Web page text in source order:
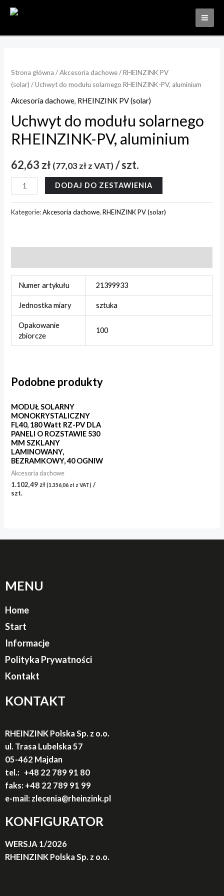
Strona główna /Akcesoria dachowe/RHEINZINK PV
(solar) / Uchwyt do modułu solarnego RHEINZINK-PV, aluminium
Akcesoria dachowe, RHEINZINK PV (solar)
Uchwyt do modułu solarnego
RHEINZINK-PV, aluminium
62,63 zł (77,03złz VAT)/ szt.
DODAJ DO ZESTAWIENIA
Kategorie:Akcesoria dachowe,RHEINZINK PV (solar)
Numer artykułu 21399933
Jednostka miary sztuka
Opakowanie
zbiorcze
100
Podobne produkty
MODUŁ SOLARNY
MONOKRYSTALICZNY
FL40, 180 Watt RZ-PV DLA
PANELI O ROZSTAWIE 530
MM SZKLANY
LAMINOWANY,
BEZRAMKOWY, 40 OGNIW
Akcesoria dachowe
1.102,49 zł (1.356,06 zł z VAT) /
szt.
MENU
Home
Start
Informacje
Polityka Prywatności
Kontakt
KONTAKT
RHEINZINK Polska Sp. z o.o.
ul. Trasa Lubelska 57
05-462 Majdan
tel.: +48 22 789 91 80
faks: +48 22 789 91 99
e-mail: zlecenia@rheinzink.pl
KONFIGURATOR
WERSJA 1/2026
RHEINZINK Polska Sp. z o.o.